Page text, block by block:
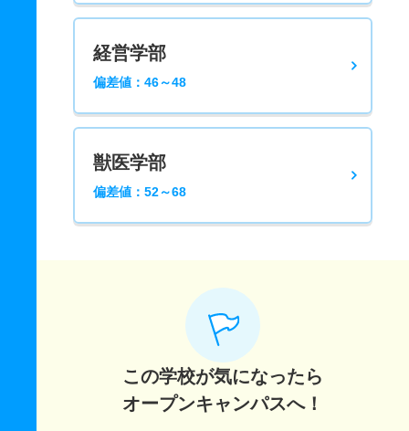
経営学部
偏差値：46～48
獣医学部
偏差値：52～68
この学校が気になったら
オープンキャンパスへ！